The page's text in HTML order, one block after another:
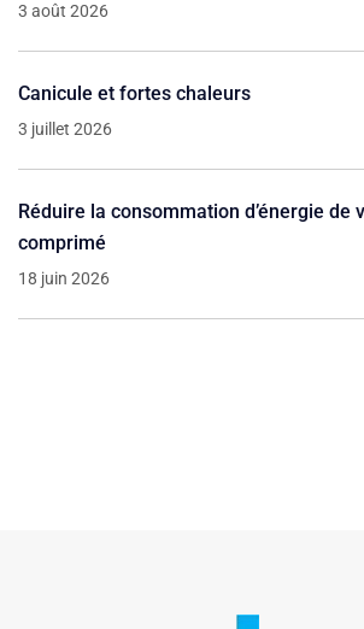
3 août 2026
Canicule et fortes chaleurs
3 juillet 2026
Réduire la consommation d’énergie de
comprimé
18 juin 2026